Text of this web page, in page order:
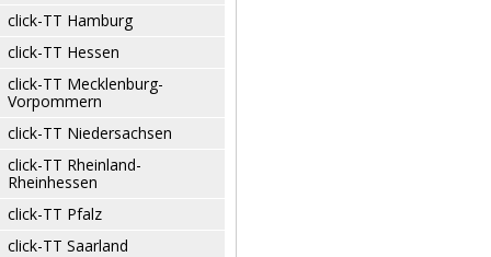
click-TT Hamburg
click-TT Hessen
click-TT Mecklenburg-
Vorpommern
click-TT Niedersachsen
click-TT Rheinland-
Rheinhessen
click-TT Pfalz
click-TT Saarland